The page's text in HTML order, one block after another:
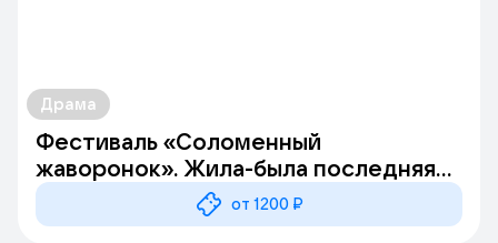
Драма
Фестиваль «Соломенный
жаворонок». Жила-была последняя
Муха
от 1200 ₽